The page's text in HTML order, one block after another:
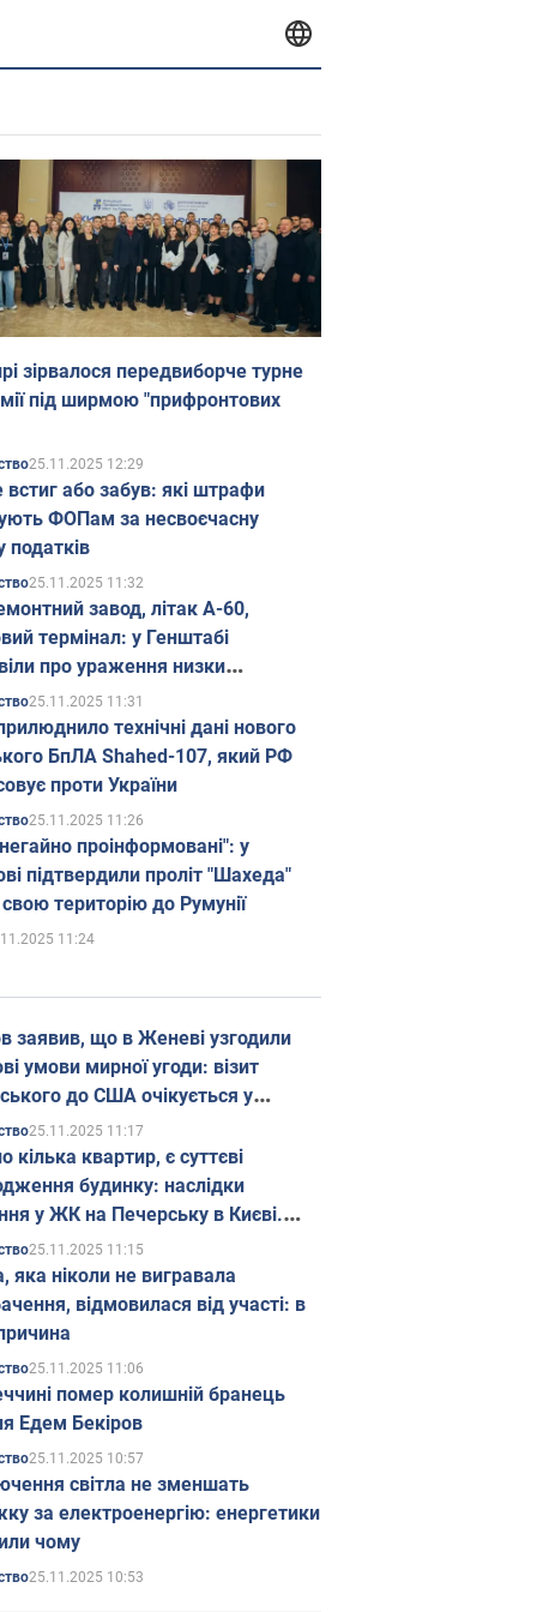
зірвалося передвиборче турне
під ширмою "прифронтових
25.11.2025 12:29
встиг або забув: які штрафи
ФОПам за несвоєчасну
податків
25.11.2025 11:32
завод, літак А-60,
термінал: у Генштабі
про ураження низки
об'єктів Росії
25.11.2025 11:31
технічні дані нового
БпЛА Shahed-107, який РФ
проти України
25.11.2025 11:26
проінформовані": у
підтвердили проліт "Шахеда"
територію до Румунії
11:24
заявив, що в Женеві узгодили
умови мирної угоди: візит
до США очікується у
25.11.2025 11:17
кілька квартир, є суттєві
будинку: наслідки
у ЖК на Печерську в Києві.
25.11.2025 11:15
яка ніколи не вигравала
відмовилася від участі: в
25.11.2025 11:06
помер колишній бранець
Едем Бекіров
25.11.2025 10:57
світла не зменшать
за електроенергію: енергетики
чому
25.11.2025 10:53